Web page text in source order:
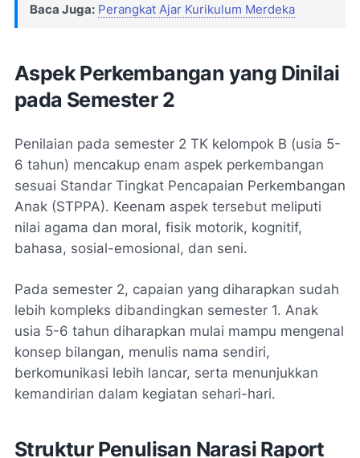
Baca Juga: Perangkat Ajar Kurikulum Merdeka
Aspek Perkembangan yang Dinilai
pada Semester 2
Penilaian pada semester 2 TK kelompok B (usia 5-
6 tahun) mencakup enam aspek perkembangan
sesuai Standar Tingkat Pencapaian Perkembangan
Anak (STPPA). Keenam aspek tersebut meliputi
nilai agama dan moral, fisik motorik, kognitif,
bahasa, sosial-emosional, dan seni.
Pada semester 2, capaian yang diharapkan sudah
lebih kompleks dibandingkan semester 1. Anak
usia 5-6 tahun diharapkan mulai mampu mengenal
konsep bilangan, menulis nama sendiri,
berkomunikasi lebih lancar, serta menunjukkan
kemandirian dalam kegiatan sehari-hari.
Struktur Penulisan Narasi Raport